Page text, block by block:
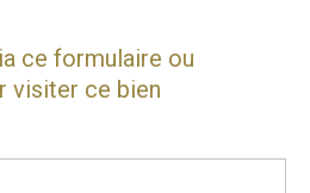
ce formulaire ou
visiter ce bien